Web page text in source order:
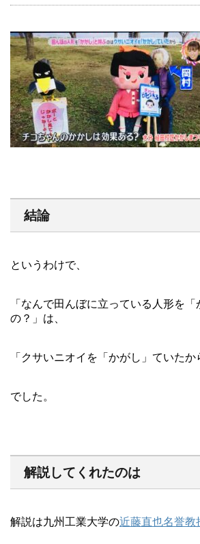
結論
というわけで、
「なんで田んぼに立っている人形を「
の？」は、
「クサいニオイを「かがし」ていたか
でした。
解説してくれたのは
解説は九州工業大学の近藤直也名誉教